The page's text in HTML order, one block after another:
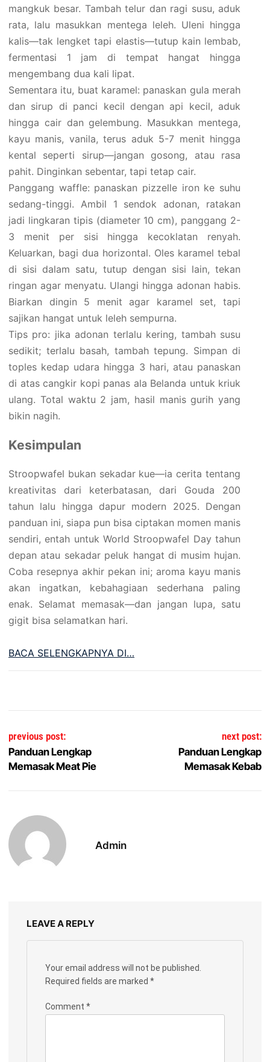
mangkuk besar. Tambah telur dan ragi susu, aduk
rata, lalu masukkan mentega leleh. Uleni hingga
kalis—tak lengket tapi elastis—tutup kain lembab,
fermentasi 1 jam di tempat hangat hingga
mengembang dua kali lipat.
Sementara itu, buat karamel: panaskan gula merah
dan sirup di panci kecil dengan api kecil, aduk
hingga cair dan gelembung. Masukkan mentega,
kayu manis, vanila, terus aduk 5-7 menit hingga
kental seperti sirup—jangan gosong, atau rasa
pahit. Dinginkan sebentar, tapi tetap cair.
Panggang waffle: panaskan pizzelle iron ke suhu
sedang-tinggi. Ambil 1 sendok adonan, ratakan
jadi lingkaran tipis (diameter 10 cm), panggang 2-
3 menit per sisi hingga kecoklatan renyah.
Keluarkan, bagi dua horizontal. Oles karamel tebal
di sisi dalam satu, tutup dengan sisi lain, tekan
ringan agar menyatu. Ulangi hingga adonan habis.
Biarkan dingin 5 menit agar karamel set, tapi
sajikan hangat untuk leleh sempurna.
Tips pro: jika adonan terlalu kering, tambah susu
sedikit; terlalu basah, tambah tepung. Simpan di
toples kedap udara hingga 3 hari, atau panaskan
di atas cangkir kopi panas ala Belanda untuk kriuk
ulang. Total waktu 2 jam, hasil manis gurih yang
bikin nagih.
Kesimpulan
Stroopwafel bukan sekadar kue—ia cerita tentang
kreativitas dari keterbatasan, dari Gouda 200
tahun lalu hingga dapur modern 2025. Dengan
panduan ini, siapa pun bisa ciptakan momen manis
sendiri, entah untuk World Stroopwafel Day tahun
depan atau sekadar peluk hangat di musim hujan.
Coba resepnya akhir pekan ini; aroma kayu manis
akan ingatkan, kebahagiaan sederhana paling
enak. Selamat memasak—dan jangan lupa, satu
gigit bisa selamatkan hari.
BACA SELENGKAPNYA DI…
Post navigation
previous post:
Panduan Lengkap
Memasak Meat Pie
next post:
Panduan Lengkap
Memasak Kebab
Admin
LEAVE A REPLY
Your email address will not be published.
Required fields are marked *
Comment *